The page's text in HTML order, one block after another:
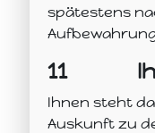
spätestens
11
Ihnen steht
Auskunft zu